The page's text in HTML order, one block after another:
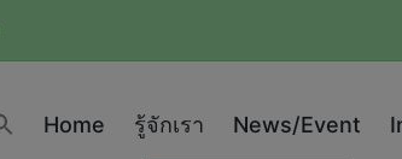
Home รู้จักเรา News/Event